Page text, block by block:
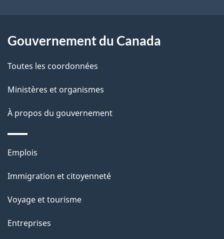
p
a
g
e
Gouvernement du Canada
Toutes les coordonnées
Ministères et organismes
À propos du gouvernement
Thèmes
sujets
Emplois
Immigration et citoyenneté
Voyage et tourisme
Entreprises